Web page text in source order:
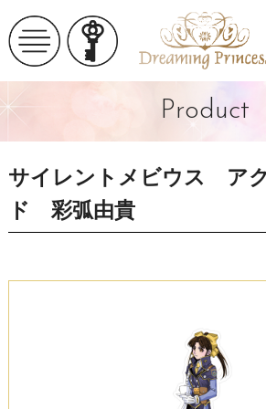
Product
サイレントメビウス ア
ド 彩弧由貴